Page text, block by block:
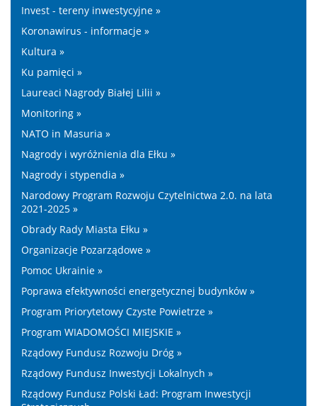
Invest - tereny inwestycyjne »
Koronawirus - informacje »
Kultura »
Ku pamięci »
Laureaci Nagrody Białej Lilii »
Monitoring »
NATO in Masuria »
Nagrody i wyróżnienia dla Ełku »
Nagrody i stypendia »
Narodowy Program Rozwoju Czytelnictwa 2.0. na lata
2021-2025 »
Obrady Rady Miasta Ełku »
Organizacje Pozarządowe »
Pomoc Ukrainie »
Poprawa efektywności energetycznej budynków »
Program Priorytetowy Czyste Powietrze »
Program WIADOMOŚCI MIEJSKIE »
Rządowy Fundusz Rozwoju Dróg »
Rządowy Fundusz Inwestycji Lokalnych »
Rządowy Fundusz Polski Ład: Program Inwestycji